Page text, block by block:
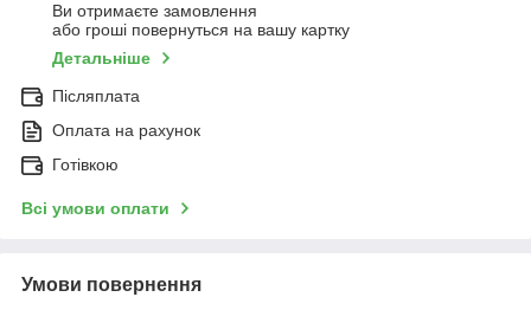
Ви отримаєте замовлення
або гроші повернуться на вашу картку
Детальніше
Післяплата
Оплата на рахунок
Готівкою
Всі умови оплати
Умови повернення